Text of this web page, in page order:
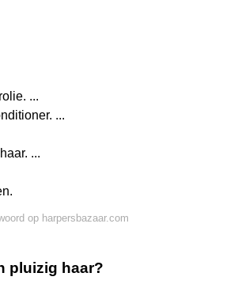
...
...
...
op harpersbazaar.com
pluizig haar?